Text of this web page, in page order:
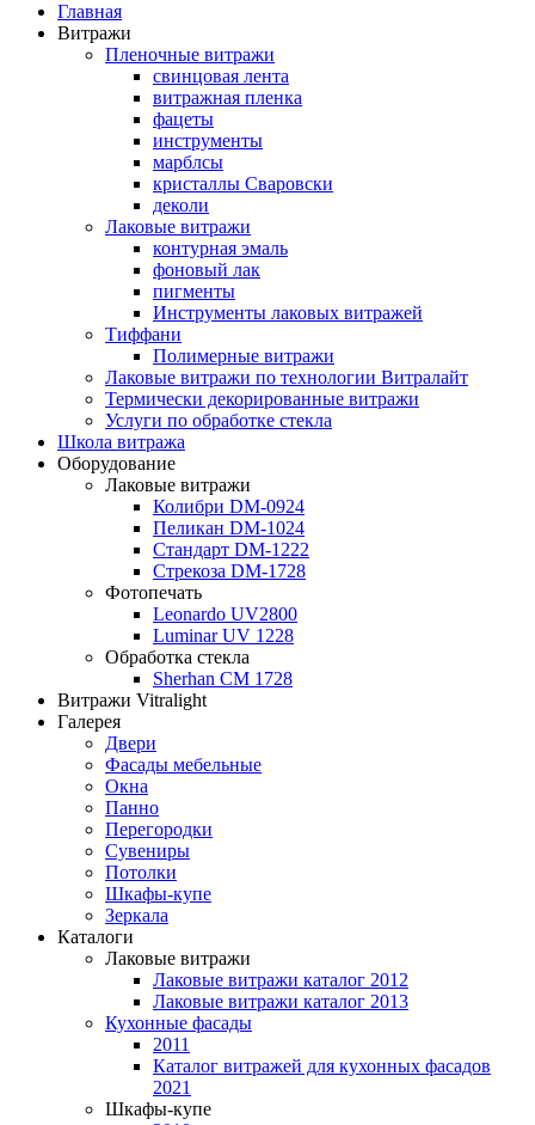
Главная
Витражи
Пленочные витражи
свинцовая лента
витражная пленка
фацеты
инструменты
марблсы
кристаллы Сваровски
деколи
Лаковые витражи
контурная эмаль
фоновый лак
пигменты
Инструменты лаковых витражей
Тиффани
Полимерные витражи
Лаковые витражи по технологии Витралайт
Термически декорированные витражи
Услуги по обработке стекла
Школа витража
Оборудование
Лаковые витражи
Колибри DM-0924
Пеликан DM-1024
Стандарт DM-1222
Стрекоза DM-1728
Фотопечать
Leonardo UV2800
Luminar UV 1228
Обработка стекла
Sherhan CM 1728
Витражи Vitralight
Галерея
Двери
Фасады мебельные
Окна
Панно
Перегородки
Сувениры
Потолки
Шкафы-купе
Зеркала
Каталоги
Лаковые витражи
Лаковые витражи каталог 2012
Лаковые витражи каталог 2013
Кухонные фасады
2011
Каталог витражей для кухонных фасадов
2021
Шкафы-купе